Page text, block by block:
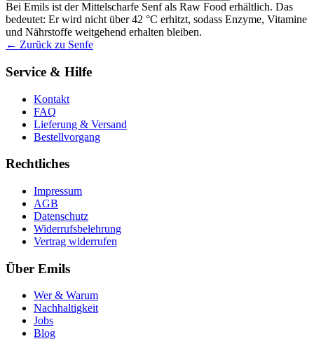
Bei Emils ist der Mittelscharfe Senf als Raw Food erhältlich. Das
bedeutet: Er wird nicht über 42 °C erhitzt, sodass Enzyme, Vitamine
und Nährstoffe weitgehend erhalten bleiben.
← Zurück zu Senfe
Service & Hilfe
Kontakt
FAQ
Lieferung & Versand
Bestellvorgang
Rechtliches
Impressum
AGB
Datenschutz
Widerrufsbelehrung
Vertrag widerrufen
Über Emils
Wer & Warum
Nachhaltigkeit
Jobs
Blog